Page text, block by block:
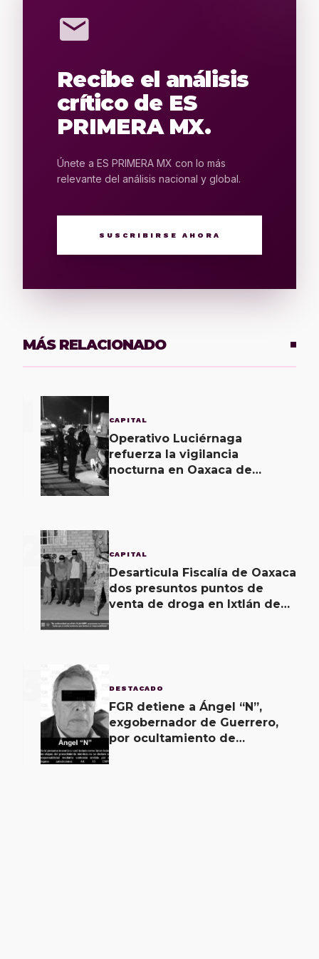
mail
Recibe el análisis
crítico de ES
PRIMERA MX.
Únete a ES PRIMERA MX con lo más
relevante del análisis nacional y global.
SUSCRIBIRSE AHORA
MÁS RELACIONADO
CAPITAL
Operativo Luciérnaga
refuerza la vigilancia
nocturna en Oaxaca de
2 CAPITAL
Desarticula Fiscalía de Oaxaca
dos presuntos puntos de
venta de droga en Ixtlán de
DESTACADO
FGR detiene a Ángel “N”,
exgobernador de Guerrero,
por ocultamiento de